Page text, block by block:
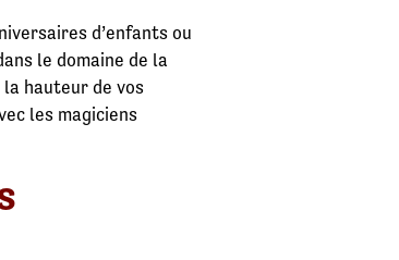
d’enfants ou
le domaine de la
hauteur de vos
les magiciens